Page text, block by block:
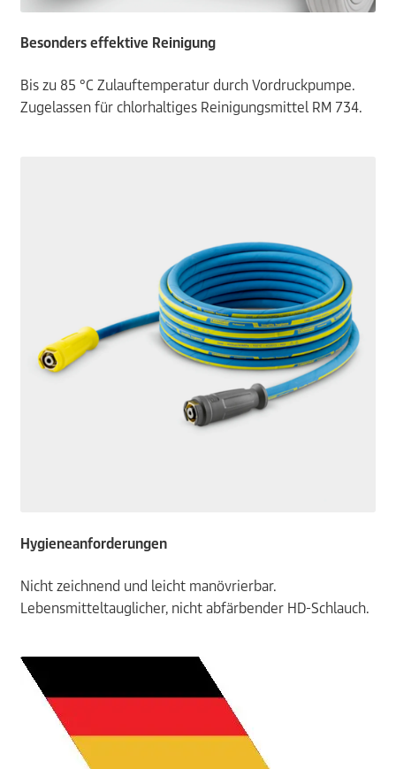
Besonders effektive Reinigung
Bis zu 85 °C Zulauftemperatur durch Vordruckpumpe.
Zugelassen für chlorhaltiges Reinigungsmittel RM 734.
Hygieneanforderungen
Nicht zeichnend und leicht manövrierbar.
Lebensmitteltauglicher, nicht abfärbender HD-Schlauch.